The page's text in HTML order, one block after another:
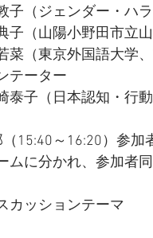
子（ジェンダー・ハ
子（山陽小野田市立
菜（東京外国語大学、
テーター
泰子（日本認知・行
15:40～16:20）参加
ムに分かれ、参加者
カッションテーマ